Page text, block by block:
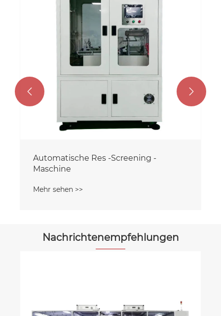
Mehr sehen >>
 
Nachrichtenempfehlungen
Mehr sehen >>